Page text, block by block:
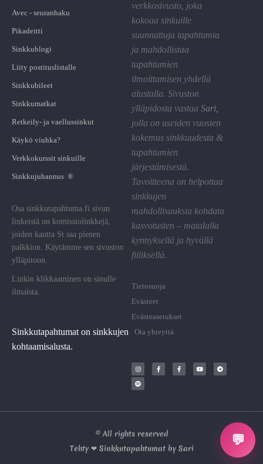
💬
Avec - seuranhaku
Pikadeitti
Sinkkublogi
Liity postituslistalle
Sinkkubileet
Sinkkumatkat
Retkeily- ja vaellussinkut
Käykö viuhka?
Verkkokurssit sinkuille
Sinkkujuhannus ®
Osa sinkkutapahtuma.fi sivun
linkeistä on komissiolinkkejä,
joiden kautta St saa pienen
palkkion. Käytämme sen sivuston
ylläpitoon.
Linkin klikkaaminen on sinulle
ilmaista.
Sinkkutapahtumat on sinkkujen
kohtaamisalusta.
verkkosivusto, joka
kokoaa sinkuille
suunnattuja tapahtumia
ja mahdollistaa
tapahtumien
ilmoittamisen yhdellä
alustalla. Sivuston
ylläpidosta vastaa Sari
jolla on useiden vuosien
kokemus sinkkuudesta &
tapahtumien
järjestämisestä.
Tavoitteena on helpottaa
sinkkujen
mahdollisuuksia kohdata
kasvotusten – matalalla
kynnyksellä ja hyvällä
fiiliksellä.
Tietosuoja
Evästeet
Evästeasetukset
Ota yhteyttä
© All rights reserved
Tehty ❤ Sinkkutapahtumat by Sari